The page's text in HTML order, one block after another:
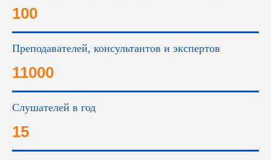
100
Преподавателей, консультантов и экспертов
11000
Слушателей в год
15